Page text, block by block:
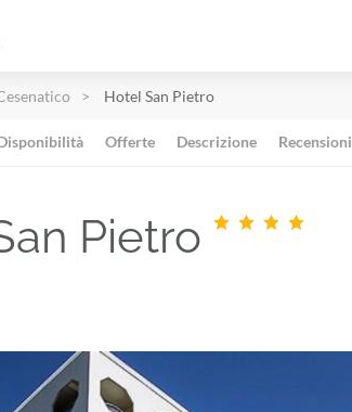
Hotel San Pietro
Offerte Descrizione Recensioni
Pietro